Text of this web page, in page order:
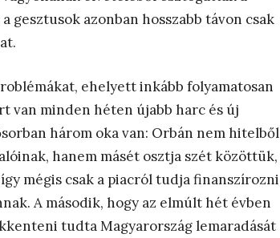
gesztusok azonban hosszabb távon csak
ehelyett inkább folyamatosan
van minden héten újabb harc és új
három oka van: Orbán nem hitelből
hanem másét osztja szét közöttük,
mégis csak a piacról tudja finanszírozni
A második, hogy az elmúlt hét évben
tudta Magyarország lemaradását